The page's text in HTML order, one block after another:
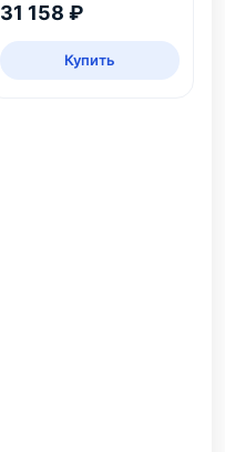
31 158 ₽
Купить